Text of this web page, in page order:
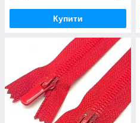
Купити